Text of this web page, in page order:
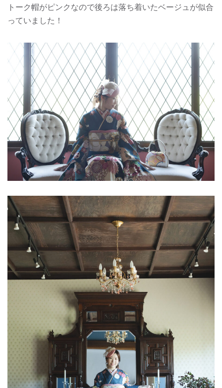
トーク帽がピンクなので後ろは落ち着いたベージュが似合
っていました！